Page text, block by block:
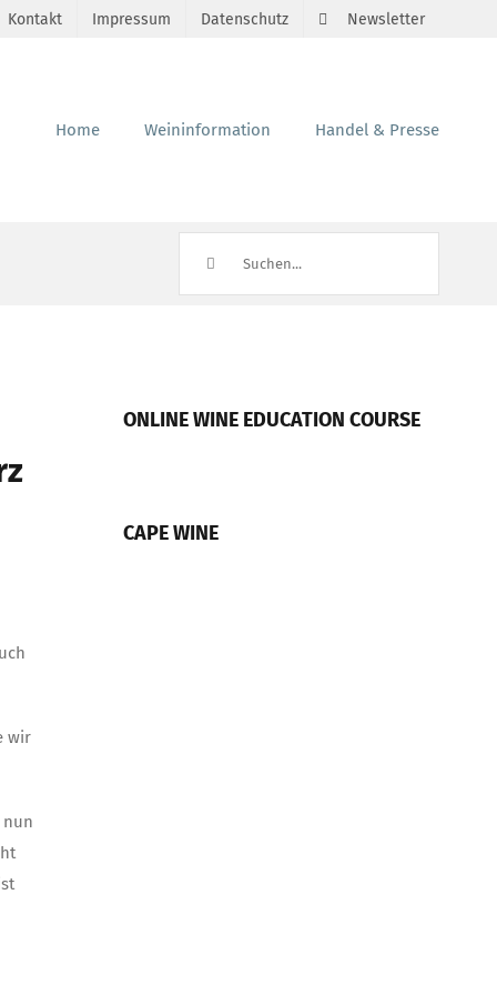
Kontakt Impressum Datenschutz Newsletter
Home Weininformation Handel & Presse
wir
nun
ONLINE WINE EDUCATION COURSE
CAPE WINE